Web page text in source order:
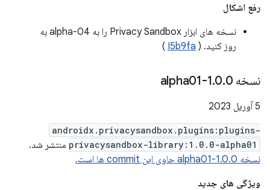
رفع اشکال
نسخه های ابزار Privacy Sandbox را به alpha-04 به
روز کنید. ( I5b9fa
)
نسخه 1 .0.0-alpha01
5 آوریل 2023
androidx.privacysandbox.plugins:plugins-
privacysandbox-library:1.0.0-alpha01 منتشر شد.
نسخه 1.0.0-alpha01 حاوی این commit ها است.
ویژگی های جدید